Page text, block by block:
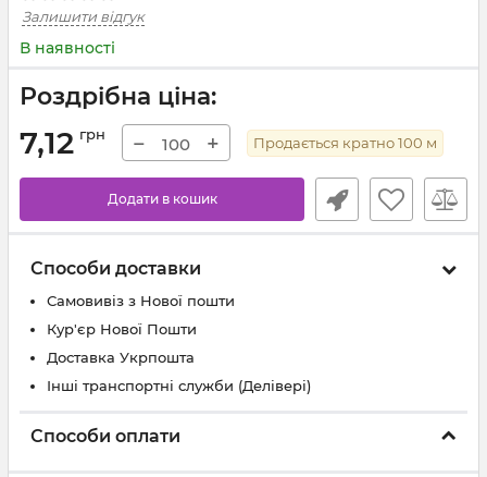
Залишити відгук
В наявності
Роздрібна ціна:
7,12 грн − + Продається кратно100 м
Додати в кошик
Способи доставки
Самовивіз з Нової пошти
Кур'єр Нової Пошти
Доставка Укрпошта
Інші транспортні служби (Делівері)
Способи оплати